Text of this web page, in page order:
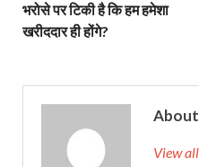
भरोसे पर टिकी है कि हम हमेशा
खरीददार ही होंगे?
About
View